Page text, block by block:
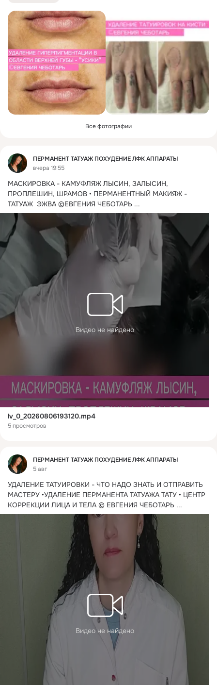
Все фотографии
Фид
ПЕРМАНЕНТ ТАТУАЖ ПОХУДЕНИЕ ЛФК АППАРАТЫ
вчера 19:55
МАСКИРОВКА - КАМУФЛЯЖ ЛЫСИН, ЗАЛЫСИН,
ПРОПЛЕШИН, ШРАМОВ • ПЕРМАНЕНТНЫЙ МАКИЯЖ -
ТАТУАЖ  ЭЖВА ©ЕВГЕНИЯ ЧЕБОТАРЬ ...
Видео не найдено
lv_0_20260806193120.mp4
5 просмотров
Фид
ПЕРМАНЕНТ ТАТУАЖ ПОХУДЕНИЕ ЛФК АППАРАТЫ
5 авг
УДАЛЕНИЕ ТАТУИРОВКИ - ЧТО НАДО ЗНАТЬ И ОТПРАВИТЬ
МАСТЕРУ •УДАЛЕНИЕ ПЕРМАНЕНТА ТАТУАЖА ТАТУ • ЦЕНТР
КОРРЕКЦИИ ЛИЦА И ТЕЛА © ЕВГЕНИЯ ЧЕБОТАРЬ ...
Видео не найдено